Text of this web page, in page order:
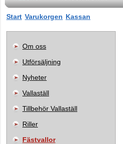
Start Varukorgen Kassan
Om oss
Utförsäljning
Nyheter
Vallaställ
Tillbehör Vallaställ
Riller
Fästvallor